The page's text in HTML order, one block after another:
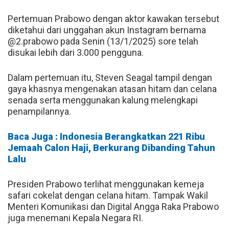
Pertemuan Prabowo dengan aktor kawakan tersebut
diketahui dari unggahan akun Instagram bernama
@2.prabowo pada Senin (13/1/2025) sore telah
disukai lebih dari 3.000 pengguna.
Dalam pertemuan itu, Steven Seagal tampil dengan
gaya khasnya mengenakan atasan hitam dan celana
senada serta menggunakan kalung melengkapi
penampilannya.
Baca Juga : Indonesia Berangkatkan 221 Ribu
Jemaah Calon Haji, Berkurang Dibanding Tahun
Lalu
Presiden Prabowo terlihat menggunakan kemeja
safari cokelat dengan celana hitam. Tampak Wakil
Menteri Komunikasi dan Digital Angga Raka Prabowo
juga menemani Kepala Negara RI.